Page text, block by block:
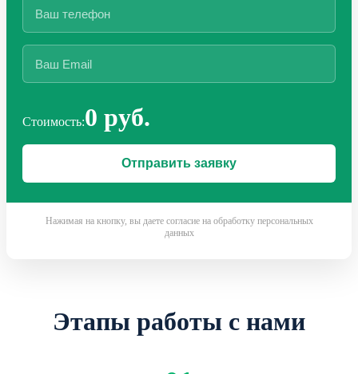
Стоимость:0 руб.
Нажимая на кнопку, вы даете согласие на обработку персональных
данных
Этапы работы с нами